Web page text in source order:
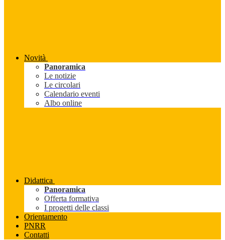
Novità
Panoramica
Le notizie
Le circolari
Calendario eventi
Albo online
Didattica
Panoramica
Offerta formativa
I progetti delle classi
Orientamento
PNRR
Contatti